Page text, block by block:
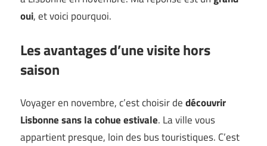
oui, et voici pourquoi.
Les avantages d’une visite hors
saison
Voyager en novembre, c’est choisir dedécouvrir
Lisbonne sans la cohue estivale. La ville vous
appartient presque, loin des bus touristiques. C’est